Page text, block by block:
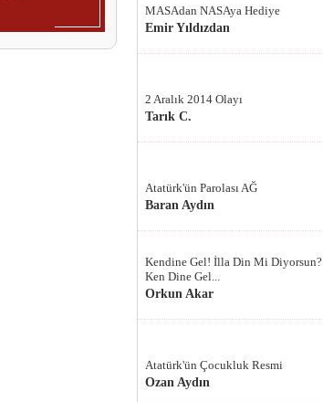
MASAdan NASAya Hediye
Emir Yıldızdan
2 Aralık 2014 Olayı
Tarık C.
Atatürk'ün Parolası AĞ
Baran Aydın
Kendine Gel! İlla Din Mi Diyorsun?
Ken Dine Gel...
Orkun Akar
Atatürk'ün Çocukluk Resmi
Ozan Aydın